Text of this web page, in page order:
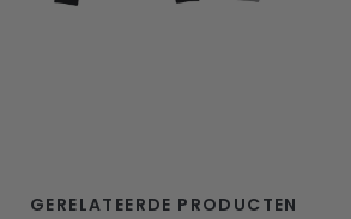
GERELATEERDE PRODUCTEN